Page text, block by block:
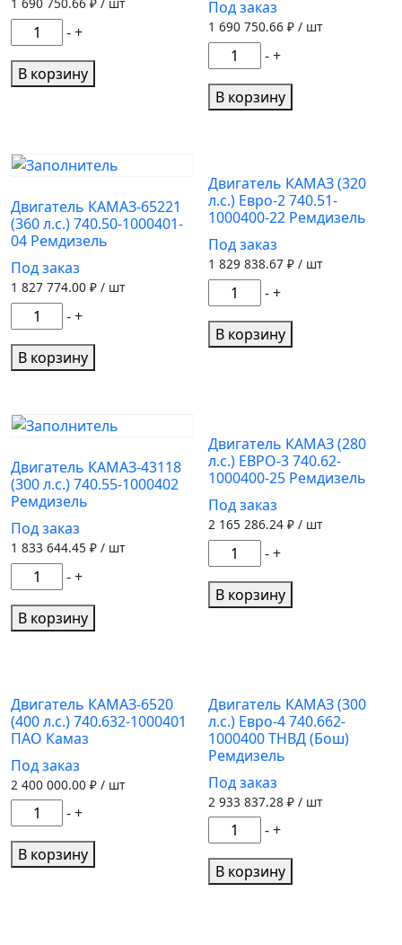
1 690 750.66 ₽ / шт
Количество
товара
Двигатель
КАМАЗ
740.31-
30
Ремдизель
-+
В корзину
Под заказ
1 690 750.66₽ / шт
Количество
товара
Двигатель
КАМАЗ-43114
740.31-
1000402-
06
Ремдизель
- +
В корзину
Двигатель КАМАЗ-65221
(360 л.с.) 740.50-1000401-
04 Ремдизель
Под заказ
1 827 774.00 ₽ / шт
Количество
товара
Двигатель
КАМАЗ-65221
л.с.)
1000401-
04
Ремдизель
-+
В корзину
Двигатель КАМАЗ (320
л.с.) Евро-2 740.51-
1000400-22 Ремдизель
Под заказ
1 829 838.67₽ / шт
Количество
товара
Двигатель
КАМАЗ
740.51-
1000400-
22
Ремдизель
- +
В корзину
Двигатель КАМАЗ-43118
(300 л.с.) 740.55-1000402
Ремдизель
Под заказ
1 833 644.45 ₽ / шт
Количество
товара
Двигатель
КАМАЗ-43118
740.55-
1000402
Ремдизель
-+
В корзину
Двигатель КАМАЗ (280
л.с.) ЕВРО-3 740.62-
1000400-25 Ремдизель
Под заказ
2 165 286.24₽ / шт
Количество
товара
Двигатель
КАМАЗ
740.62-
1000400-
25
Ремдизель
- +
В корзину
Двигатель КАМАЗ-6520
(400 л.с.) 740.632-1000401
ПАО Камаз
Под заказ
2 400 000.00 ₽ / шт
Количество
товара
Двигатель
КАМАЗ-6520
-+
В корзину
Двигатель КАМАЗ (300
л.с.) Евро-4 740.662-
1000400 ТНВД (Бош)
Ремдизель
Под заказ
2 933 837.28₽ / шт
Количество
товара
Двигатель
КАМАЗ
- +
В корзину